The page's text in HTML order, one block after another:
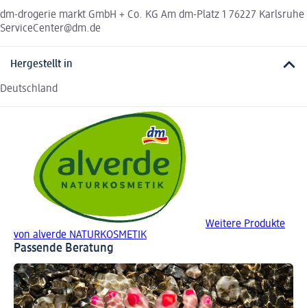
dm-drogerie markt GmbH + Co. KG Am dm-Platz 1 76227 Karlsruhe
ServiceCenter@dm.de
Hergestellt in
Deutschland
Weitere Produkte
von alverde NATURKOSMETIK
Passende Beratung